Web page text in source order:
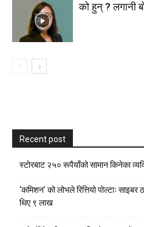
को हुन् ? लगानी
Recent post
स्टाेरबाट २५० रूपैयाँको सामान किनेका
‘कमिशन’ को लोभले रित्तियो पोल्टाः
थिए ९ लाख